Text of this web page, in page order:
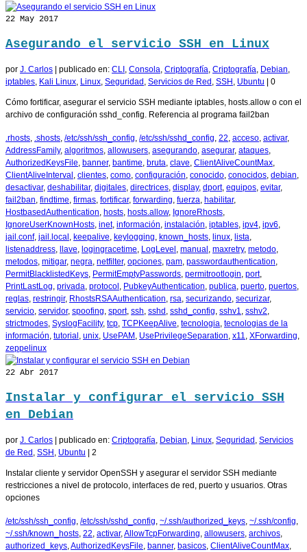
22 May 2017
Asegurando el servicio SSH en Linux
por J. Carlos publicado en: CLI , Consola, Criptografía, Criptografía, Debian,
iptables, Kali Linux, Linux, Seguridad , Servicios de Red , SSH , Ubuntu 0
Cómo fortificar, asegurar el servicio SSH mediante iptables, hosts.allow o con el
archivo de configuración sshd_config. Referencia al programa fail2ban
.rhosts, .shosts, /etc/ssh/ssh_config, /etc/ssh/sshd_config, 22, acceso, activar,
AddressFamily, algoritmos, allowusers, asegurando, asegurar, ataques,
AuthorizedKeysFile, banner, bantime, bruta, clave, ClientAliveCountMax,
ClientAliveInterval , clientes, como, configuración, conocido, conocidos, debian,
desactivar, deshabilitar, digitales, directrices, display, dport, equipos, evitar,
fail2ban, findtime, firmas, fortificar, forwarding, fuerza, habilitar,
HostbasedAuthentication, hosts, hosts.allow, IgnoreRhosts,
IgnoreUserKnownHosts, inet, información, instalación, iptables, ipv4, ipv6,
jail.conf, jail.local , keepalive, keylogging, known_hosts, linux, lista,
listenaddress, llave, logingracetime, LogLevel , manual , maxretry, metodo,
metodos, mitigar, negra, netfilter, opciones, pam, passwordauthentication,
PermitBlacklistedKeys, PermitEmptyPasswords, permitrootlogin, port,
PrintLastLog, privada, protocol , PubkeyAuthentication, publica, puerto, puertos,
reglas, restringir, RhostsRSAAuthentication, rsa, securizando, securizar,
servicio, servidor, spoofing, sport, ssh, sshd , sshd_config, sshv1, sshv2,
strictmodes, SyslogFacility, tcp, TCPKeepAlive, tecnologia, tecnologias de la
información, tutorial , unix, UsePAM , UsePrivilegeSeparation, x11, XForwarding,
zeppelinux
22 Abr 2017
Instalar y configurar el servicio SSH
en Debian
por J. Carlos publicado en: Criptografía, Debian, Linux, Seguridad , Servicios
de Red , SSH , Ubuntu 2
Instalar cliente y servidor OpenSSH y asegurar el servidor SSH mediante
restricciones a nivel de protocolo, interfaces de red, puerto y usuarios. Otras
opciones
/etc/ssh/ssh_config, /etc/ssh/sshd_config, ~/.ssh/authorized_keys, ~/.ssh/config,
~/.ssh/known_hosts, 22, activar,AllowTcpForwarding, allowusers, archivos,
authorized_keys,AuthorizedKeysFile, banner, basicos, ClientAliveCountMax,